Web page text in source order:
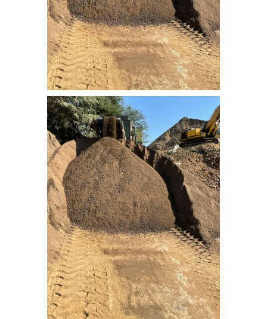
bitkisel_toprak
nebati_toprak (4)